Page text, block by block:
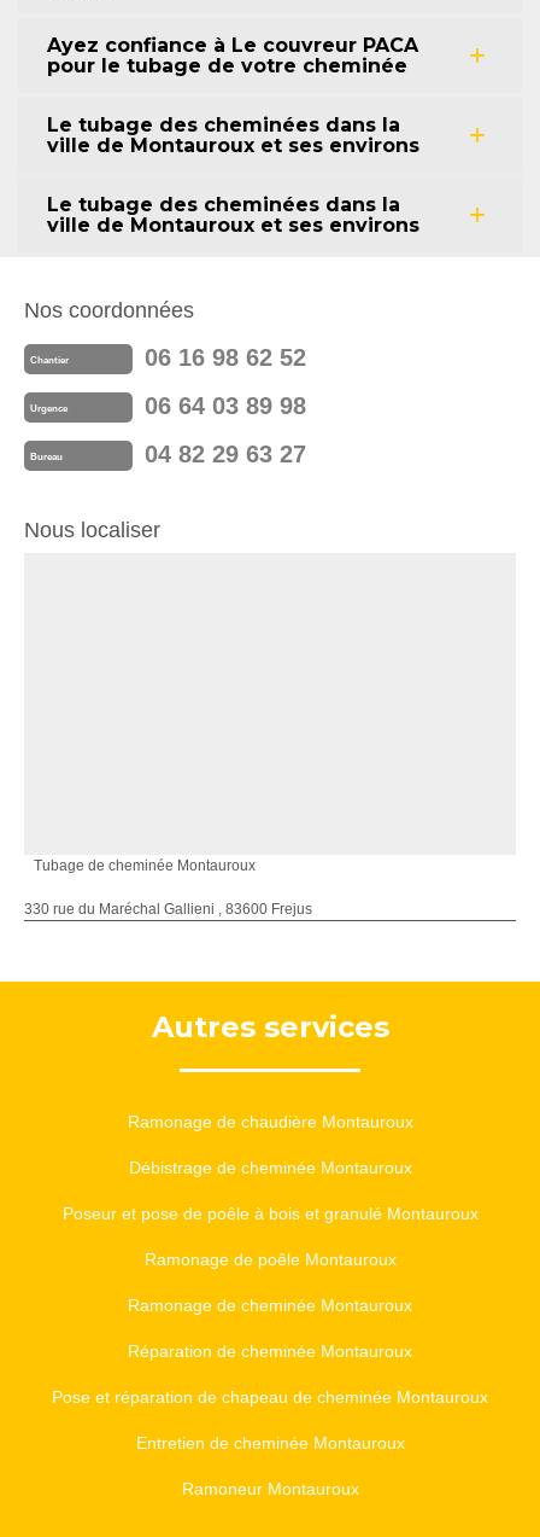
Ayez confiance à Le couvreur PACA
pour le tubage de votre cheminée
Le tubage des cheminées dans la
ville de Montauroux et ses environs
Le tubage des cheminées dans la
ville de Montauroux et ses environs
Nos coordonnées
Chantier 06 16 98 62 52
Urgence 06 64 03 89 98
Bureau 04 82 29 63 27
Nous localiser
Tubage de cheminée Montauroux
330 rue du Maréchal Gallieni , 83600 Frejus
Autres services
Ramonage de chaudière Montauroux
Débistrage de cheminée Montauroux
Poseur et pose de poêle à bois et granulé Montauroux
Ramonage de poêle Montauroux
Ramonage de cheminée Montauroux
Réparation de cheminée Montauroux
Pose et réparation de chapeau de cheminée Montauroux
Entretien de cheminée Montauroux
Ramoneur Montauroux